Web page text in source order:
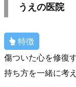
うえの医院
特徴
傷ついた心を修復
持ち方を一緒に考